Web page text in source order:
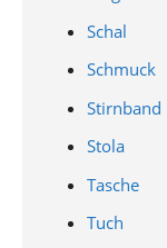
Schal
Schmuck
Stirnband
Stola
Tasche
Tuch